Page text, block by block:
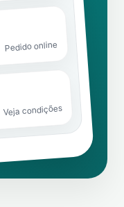
Pedido online
Veja condições